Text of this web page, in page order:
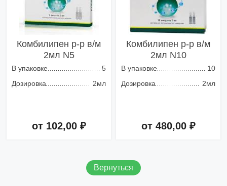
Комбилипен р-р в/м
2мл N5
В упаковке
5
Дозировка
2мл
от 102,00 ₽
Комбилипен р-р в/м
2мл N10
В упаковке
10
Дозировка
2мл
от 480,00 ₽
Вернуться